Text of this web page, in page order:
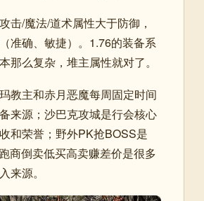
攻击/魔法/道术属性大于防御，
准确、敏捷）。1.76的装备系
那么复杂，堆主属性就对了。
玛教主和赤月恶魔每周固定时间
来源；沙巴克攻城是行会核心
和荣誉；野外PK抢BOSS是
商倒卖低买高卖赚差价是很多
来源。